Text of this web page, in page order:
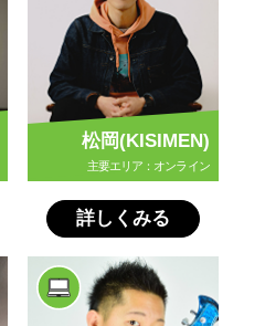
松岡(KISIMEN)
主要エリア：オンライン
詳しくみる